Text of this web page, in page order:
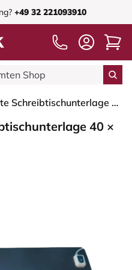
+49 32 221093910
QH Verwarmte Schreibtischunterlage 40 × 80 cm – Schwarz
40 ×